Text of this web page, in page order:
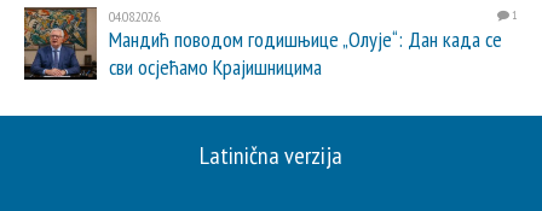
04.08.2026. 1
Мандић поводом годишњице „Олује“: Дан када се
сви осјећамо Крајишницима
Latinična verzija